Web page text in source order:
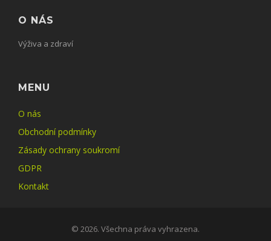
O NÁS
Výživa a zdraví
MENU
O nás
Obchodní podmínky
Zásady ochrany soukromí
GDPR
Kontakt
© 2026. Všechna práva vyhrazena.